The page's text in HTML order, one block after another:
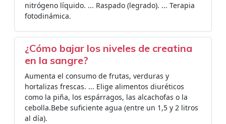
nitrógeno líquido. ... Raspado (legrado). ... Terapia
fotodinámica.
¿Cómo bajar los niveles de creatina
en la sangre?
Aumenta el consumo de frutas, verduras y
hortalizas frescas. ... Elige alimentos diuréticos
como la piña, los espárragos, las alcachofas o la
cebolla.Bebe suficiente agua (entre un 1,5 y 2 litros
al día).